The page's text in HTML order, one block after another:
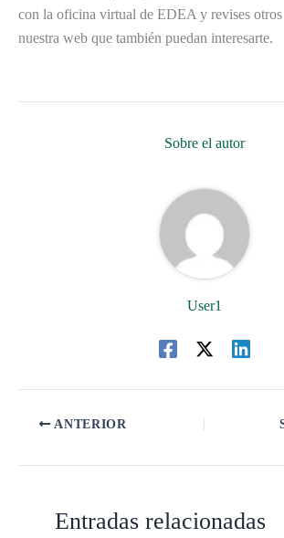
con la oficina virtual de EDEA y revises
nuestra web que también puedan interesarte.
Sobre el autor
User1
ANTERIOR
Entradas relacionadas